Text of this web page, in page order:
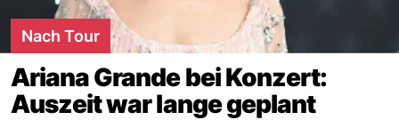
Nach Tour
Ariana Grande bei Konzert:
Auszeit war lange geplant